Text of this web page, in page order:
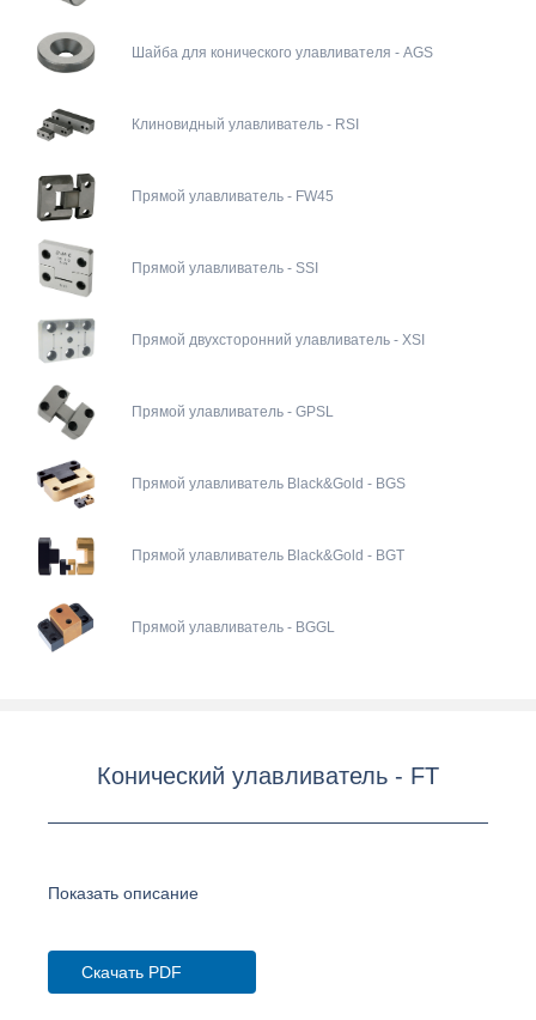
Шайба для конического улавливателя - AGS
Клиновидный улавливатель - RSI
Прямой улавливатель - FW45
Прямой улавливатель - SSI
Прямой двухсторонний улавливатель - XSI
Прямой улавливатель - GPSL
Прямой улавливатель Black&Gold - BGS
Прямой улавливатель Black&Gold - BGT
Прямой улавливатель - BGGL
Конический улавливатель - FT
Показать описание
Скачать PDF